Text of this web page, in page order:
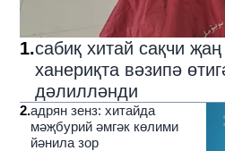
1.сабиқ хитай сақчи
ханериқта вәзипә
дәлилләнди
2.адрян зенз: хитайда
мәҗбурий әмгәк көлими
йәнила зор